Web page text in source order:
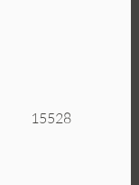
15528